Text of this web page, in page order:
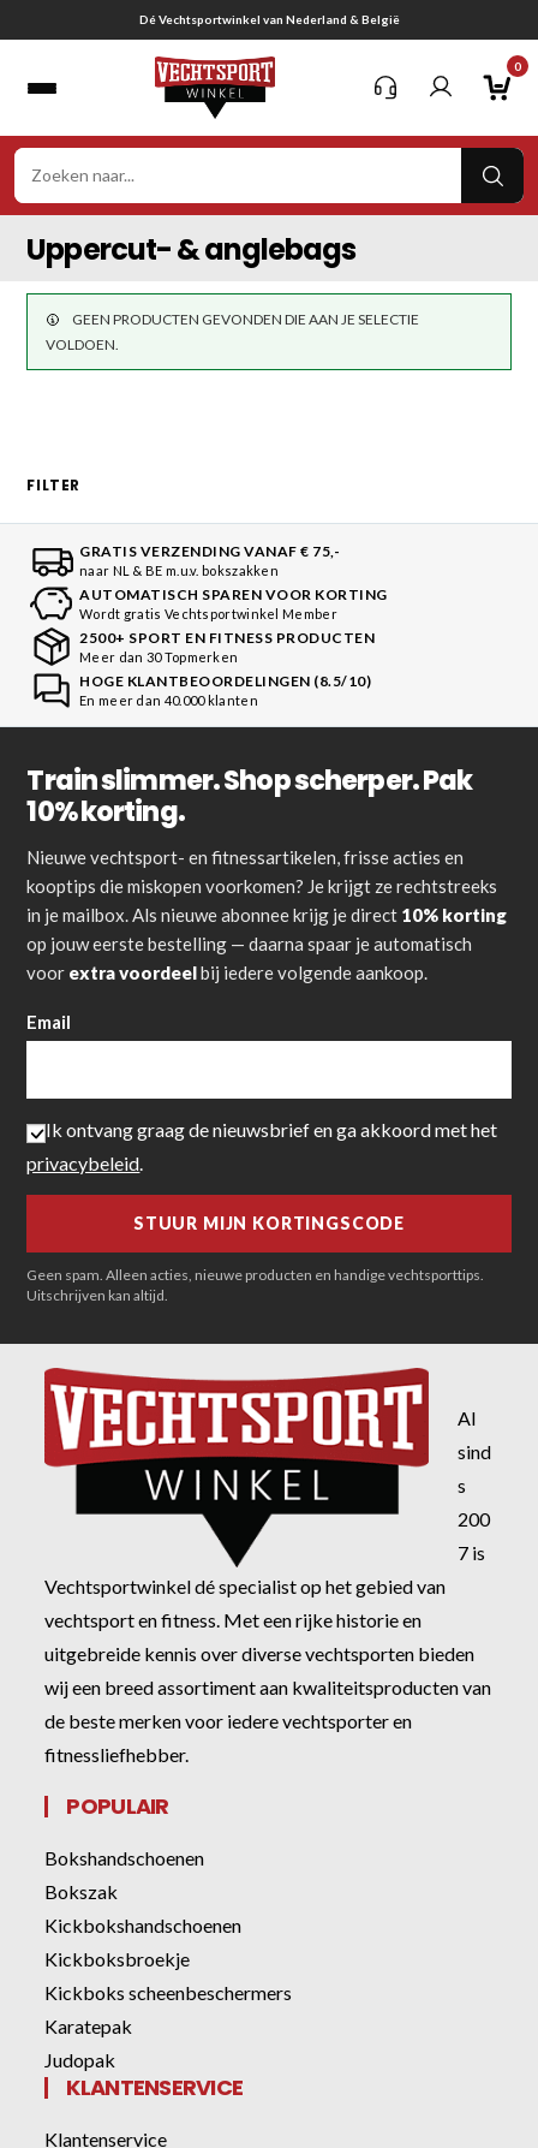
naar
Dé Vechtsportwinkel van Nederland & België
0
Uppercut- & anglebags
GEEN PRODUCTEN GEVONDEN DIE AAN JE SELECTIE
VOLDOEN.
FILTER
GRATIS VERZENDING VANAF € 75,-
naar NL & BE m.u.v. bokszakken
AUTOMATISCH SPAREN VOOR KORTING
Wordt gratis Vechtsportwinkel Member
2500+ SPORT EN FITNESS PRODUCTEN
Meer dan 30 Topmerken
HOGE KLANTBEOORDELINGEN (8.5/10)
En meer dan 40.000 klanten
Train slimmer. Shop scherper. Pak
10% korting.
Nieuwe vechtsport- en fitnessartikelen, frisse acties en
kooptips die miskopen voorkomen? Je krijgt ze rechtstreeks
in je mailbox. Als nieuwe abonnee krijg je direct 10% korting
op jouw eerste bestelling — daarna spaar je automatisch
voor extra voordeelbij iedere volgende aankoop.
Email
Ik ontvang graag de nieuwsbrief en ga akkoord met het
privacybeleid.
Geen spam. Alleen acties, nieuwe producten en handige vechtsporttips.
Uitschrijven kan altijd.
Al
sind
s
200
7 is
Vechtsportwinkel dé specialist op het gebied van
vechtsport en fitness. Met een rijke historie en
uitgebreide kennis over diverse vechtsporten bieden
wij een breed assortiment aan kwaliteitsproducten van
de beste merken voor iedere vechtsporter en
fitnessliefhebber.
POPULAIR
Bokshandschoenen
Bokszak
Kickbokshandschoenen
Kickboksbroekje
Kickboks scheenbeschermers
Karatepak
Judopak
KLANTENSERVICE
Klantenservice